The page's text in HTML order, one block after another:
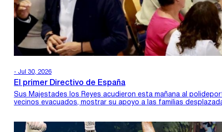
- Jul 30, 2026
El primer Directivo de España
Sus Majestades los Reyes acudieron esta mañana al
vecinos evacuados, mostrar su apoyo a las familias